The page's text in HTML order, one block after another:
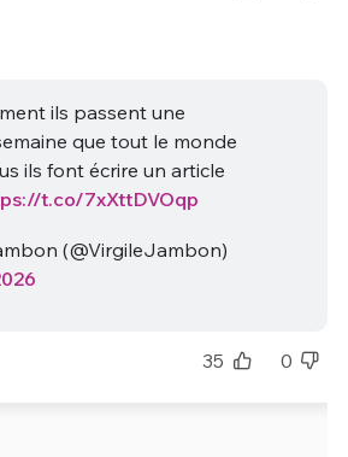
ils passent une
que tout le monde
ils font écrire un article
t.co/7xXttDVOqp
(@VirgileJambon)
35 0